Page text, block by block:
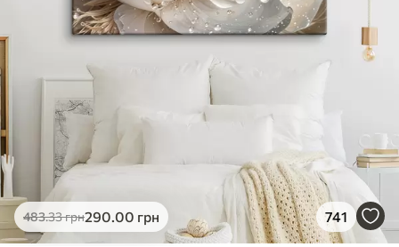
483.33грн290.00 грн 741